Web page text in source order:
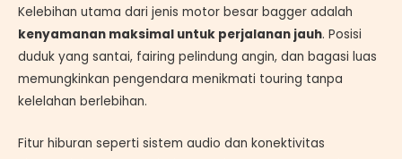
Kelebihan utama dari jenis motor besar bagger adalah
kenyamanan maksimal untuk perjalanan jauh. Posisi
duduk yang santai, fairing pelindung angin, dan bagasi luas
memungkinkan pengendara menikmati touring tanpa
kelelahan berlebihan.
Fitur hiburan seperti sistem audio dan konektivitas